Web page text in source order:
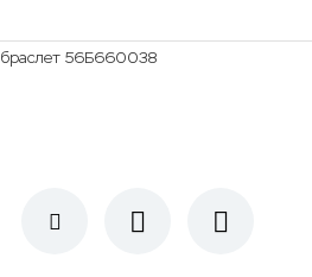
56Б660038